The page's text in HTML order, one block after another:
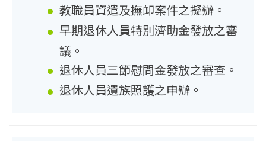
教職員資遣及撫卹案件之擬辦。
早期退休人員特別濟助金發放之審
議。
退休人員三節慰問金發放之審查。
退休人員遺族照護之申辦。